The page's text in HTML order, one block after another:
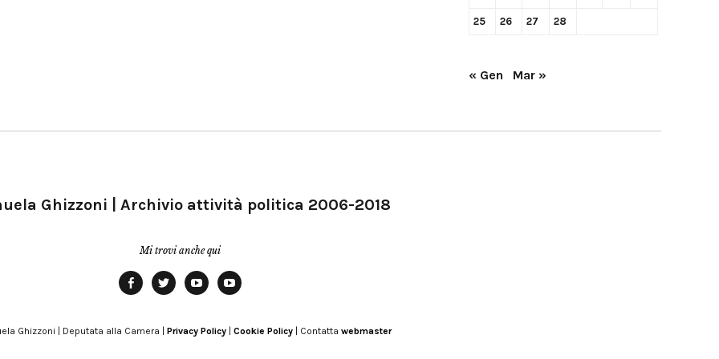
25 26 27 28
« Gen Mar »
Ghizzoni | Archivio attività politica 2006-2018
Mi trovi anche qui
Modena
Ghizzoni | Deputata alla Camera | Privacy Policy Cookie Policy | Contatta webmaster